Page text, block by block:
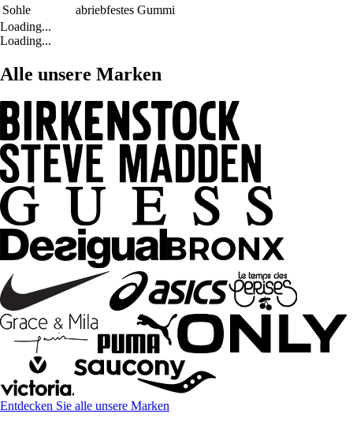
Sohle
abriebfestes Gummi
Loading...
Loading...
Alle unsere Marken
Entdecken Sie alle unsere Marken